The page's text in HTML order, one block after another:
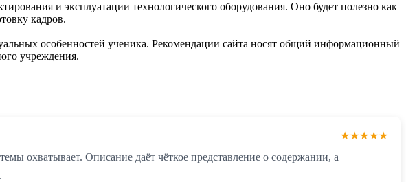
и эксплуатации технологического оборудования. Оно будет полезно как
кадров.
особенностей ученика. Рекомендации сайта носят общий информационный
учреждения.
★★★★★
охватывает. Описание даёт чёткое представление о содержании, а